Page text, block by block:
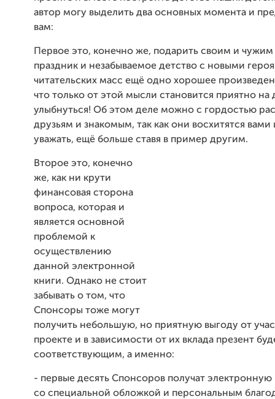
автор могу выделить два основных момента и
вам:
Первое это, конечно же, подарить своим и
праздник и незабываемое детство с новыми
читательских масс ещё одно хорошее
что только от этой мысли становится приятно на
улыбнуться! Об этом деле можно с гордостью
друзьям и знакомым, так как они восхитятся вами
уважать, ещё больше ставя в пример другим.
Второе это, конечно
же, как ни крути
финансовая сторона
вопроса, которая и
является основной
проблемой к
осуществлению
данной электронной
книги. Однако не стоит
забывать о том, что
Спонсоры тоже могут
получить небольшую, но приятную выгоду от
проекте и в зависимости от их вклада презент
соответствующим, а именно:
- первые десять Спонсоров получат электронную
со специальной обложкой и персональным